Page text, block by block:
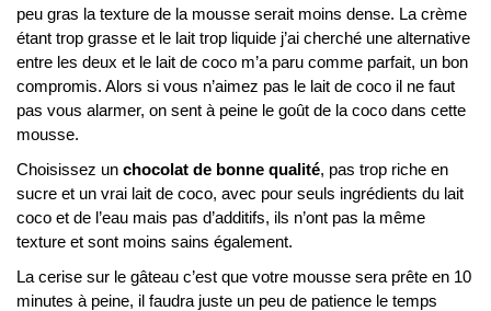
peu gras la texture de la mousse serait moins dense. La crème
étant trop grasse et le lait trop liquide j’ai cherché une alternative
entre les deux et le lait de coco m’a paru comme parfait, un bon
compromis. Alors si vous n’aimez pas le lait de coco il ne faut
pas vous alarmer, on sent à peine le goût de la coco dans cette
mousse.
Choisissez un chocolat de bonne qualité, pas trop riche en
sucre et un vrai lait de coco, avec pour seuls ingrédients du lait
coco et de l’eau mais pas d’additifs, ils n’ont pas la même
texture et sont moins sains également.
La cerise sur le gâteau c’est que votre mousse sera prête en 10
minutes à peine, il faudra juste un peu de patience le temps